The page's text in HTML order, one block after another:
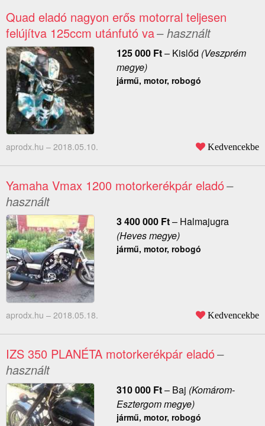
Quad eladó nagyon erős motorral teljesen
felújítva 125ccm utánfutó va– használt
125 000 Ft– Kislőd (Veszprém
megye)
jármű, motor, robogó
aprodx.hu – 2018.05.10. Kedvencekbe
Yamaha Vmax 1200 motorkerékpár eladó–
használt
3 400 000 Ft– Halmajugra
(Heves megye)
jármű, motor, robogó
aprodx.hu – 2018.05.18. Kedvencekbe
IZS 350 PLANÉTA motorkerékpár eladó–
használt
310 000 Ft– Baj (Komárom-
Esztergom megye)
jármű, motor, robogó